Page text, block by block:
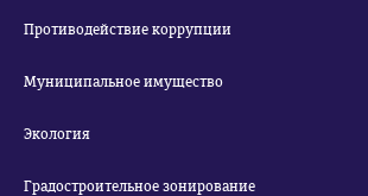
Противодействие коррупции
Муниципальное имущество
Экология
Градостроительное зонирование